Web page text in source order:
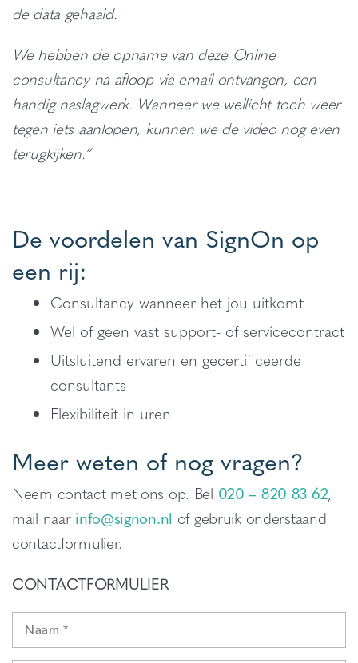
de data gehaald.
We hebben de opname van deze Online
consultancy na afloop via email ontvangen, een
handig naslagwerk. Wanneer we wellicht toch weer
tegen iets aanlopen, kunnen we de video nog even
terugkijken.”
De voordelen van SignOn op
een rij:
Consultancy wanneer het jou uitkomt
Wel of geen vast support- of servicecontract
Uitsluitend ervaren en gecertificeerde
consultants
Flexibiliteit in uren
Meer weten of nog vragen?
Neem contact met ons op. Bel 020 – 820 83 62,
mail naar info@signon.nl of gebruik onderstaand
contactformulier.
CONTACTFORMULIER